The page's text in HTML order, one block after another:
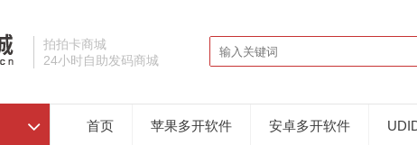
拍拍卡商城
24小时自助发码商城
首页 苹果多开软件 安卓多开软件